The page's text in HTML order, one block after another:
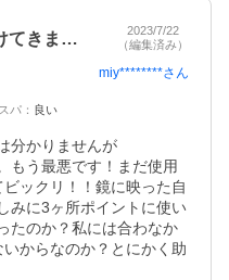
逆にシミが濃くなった！泣けてきます！
2023/7/22
（編集済み）
miy********さん
パ ： 良い
分かりませんが
もう最悪です！まだ使用
ックリ！！鏡に映った自
みに3ヶ所ポイントに使い
たのか？私には合わなか
からなのか？とにかく助